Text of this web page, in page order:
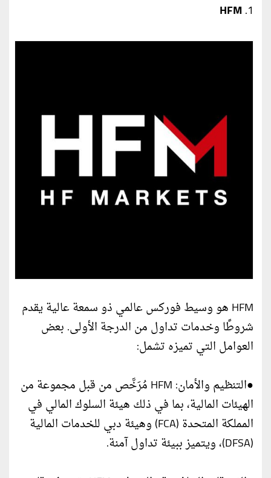
1.
HFM
HFM هو وسيط فوركس عالمي ذو سمعة عالية يقدم
شروطًا وخدمات تداول من الدرجة الأولى. بعض
العوامل التي تميزه تشمل:
●التنظيم والأمان: HFM مُرَخَّص من قبل مجموعة من
الهيئات المالية، بما في ذلك هيئة السلوك المالي في
المملكة المتحدة (FCA) وهيئة دبي للخدمات المالية
(DFSA)، ويتميز ببيئة تداول آمنة.